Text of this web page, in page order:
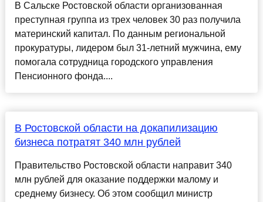
В Сальске Ростовской области организованная
преступная группа из трех человек 30 раз получила
материнский капитал. По данным региональной
прокуратуры, лидером был 31-летний мужчина, ему
помогала сотрудница городского управления
Пенсионного фонда....
В Ростовской области на докапилизацию
бизнеса потратят 340 млн рублей
Правительство Ростовской области направит 340
млн рублей для оказание поддержки малому и
среднему бизнесу. Об этом сообщил министр